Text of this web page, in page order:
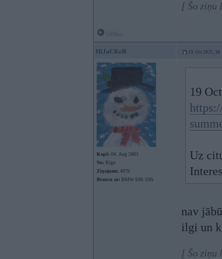
[ Šo ziņu
HiJaCKeR 19. Oct 2025,
Kopš: 04. Aug 2003
No: Rīga
Ziņojumi: 4976
Braucu ar: BMW E90 330i
19
Uz
nav
ilgi un
[ Šo ziņu